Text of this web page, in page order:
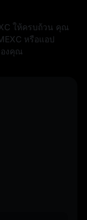
ให้ครบถ้วน คุณ
หรือแอป
องคุณ